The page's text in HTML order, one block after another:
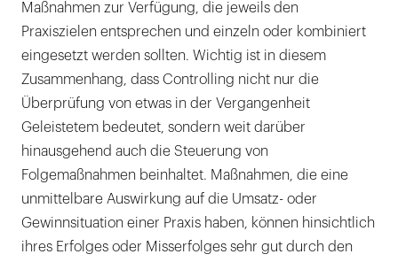
Maßnahmen zur Verfügung, die jeweils den
Praxiszielen entsprechen und einzeln oder kombiniert
eingesetzt werden sollten. Wichtig ist in diesem
Zusammenhang, dass Controlling nicht nur die
Überprüfung von etwas in der Vergangenheit
Geleistetem bedeutet, sondern weit darüber
hinausgehend auch die Steuerung von
Folgemaßnahmen beinhaltet. Maßnahmen, die eine
unmittelbare Auswirkung auf die Umsatz- oder
Gewinnsituation einer Praxis haben, können hinsichtlich
ihres Erfolges oder Misserfolges sehr gut durch den